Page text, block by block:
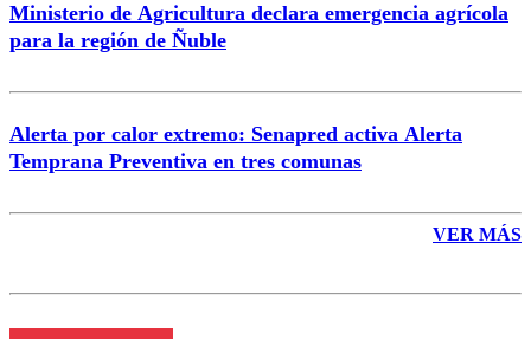
Ministerio de Agricultura declara emergencia agrícola
para la región de Ñuble
Alerta por calor extremo: Senapred activa Alerta
Temprana Preventiva en tres comunas
VER MÁS